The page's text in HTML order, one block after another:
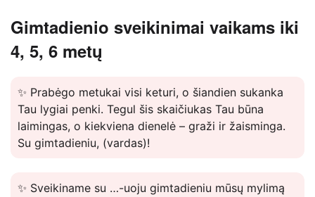
Gimtadienio sveikinimai vaikams iki
4, 5, 6 metų
✨ Prabėgo metukai visi keturi, o šiandien sukanka
Tau lygiai penki. Tegul šis skaičiukas Tau būna
laimingas, o kiekviena dienelė – graži ir žaisminga.
Su gimtadieniu, (vardas)!
✨ Sveikiname su …-uoju gimtadieniu mūsų mylimą